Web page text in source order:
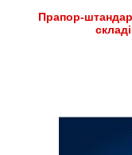
Прапор-